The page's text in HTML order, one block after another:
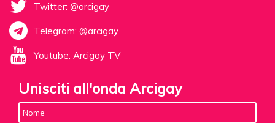
Twitter: @arcigay
Telegram: @arcigay
Youtube: Arcigay TV
Unisciti all'onda Arcigay